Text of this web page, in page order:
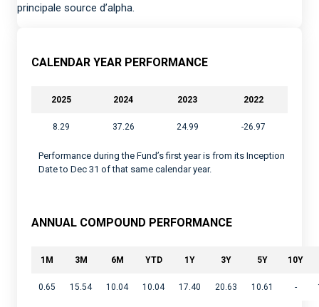
principale source d’alpha.
CALENDAR YEAR PERFORMANCE
2025 2024 2023 2022
8.29 37.26 24.99 -26.97
Performance during the Fund’s first year is from its Inception
Date to Dec 31 of that same calendar year.
ANNUAL COMPOUND PERFORMANCE
1M 3M 6M YTD 1Y 3Y 5Y 10Y
0.65 15.54 10.04 10.04 17.40 20.63 10.61 -